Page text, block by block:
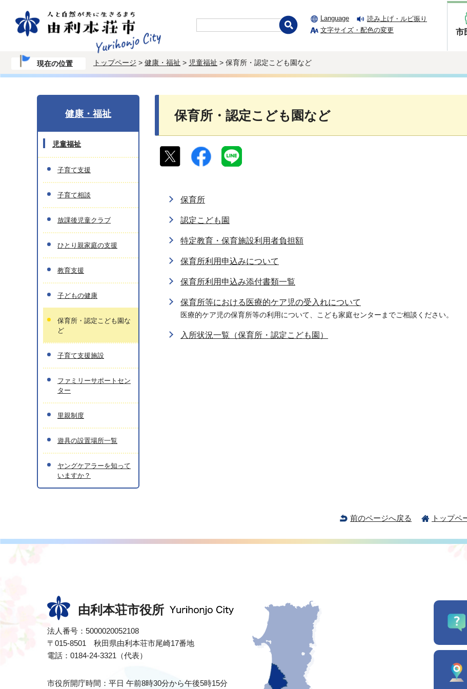
Language
読み上げ・ルビ振り
文字サイズ・配色の変更
市
現在の位置 トップページ > 健康・福祉 > 児童福祉 > 保育所・認定こども園など
保育所・認定こども園など
保育所
認定こども園
特定教育・保育施設利用者負担額
保育所利用申込みについて
保育所利用申込み添付書類一覧
保育所等における医療的ケア児の受入れについて
医療的ケア児の保育所等の利用について、こども家庭センターまでご相談ください。
入所状況一覧（保育所・認定こども園）
健康・福祉
児童福祉
子育て支援
子育て相談
放課後児童クラブ
ひとり親家庭の支援
教育支援
子どもの健康
保育所・認定こども園な
ど
子育て支援施設
ファミリーサポートセン
ター
里親制度
遊具の設置場所一覧
ヤングケアラーを知って
いますか？
前のページへ戻る トップペ
由利本荘市役所
法人番号：5000020052108
〒015-8501 秋田県由利本荘市尾崎17番地
電話：0184-24-3321（代表）
市役所開庁時間：平日 午前8時30分から午後5時15分